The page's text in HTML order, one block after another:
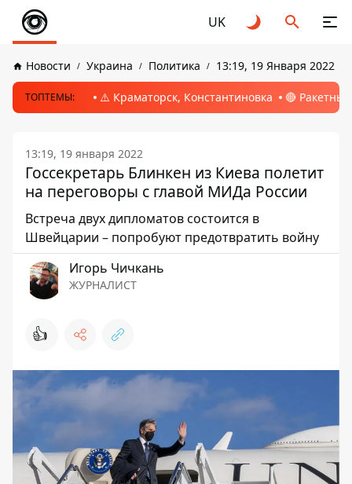
UK
Новости Украина Политика 13:19, 19 Января 2022
ТОПТЕМЫ: ⚠️ Краматорск, Константиновка 🔴
13:19, 19 января 2022
Госсекретарь Блинкен из Киева полетит
на переговоры с главой МИДа России
Встреча двух дипломатов состоится в
Швейцарии – попробуют предотвратить войну
Игорь Чичкань
ЖУРНАЛИСТ
👍